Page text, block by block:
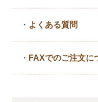
・ よくある質問
・ FAXでのご注文に